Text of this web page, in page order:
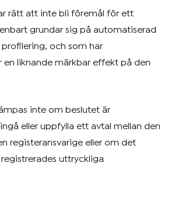
rätt att inte bli föremål för ett
grundar sig på automatiserad
och som har
en liknande märkbar effekt på den
inte om beslutet är
eller uppfylla ett avtal mellan den
registeransvarige eller om det
uttryckliga